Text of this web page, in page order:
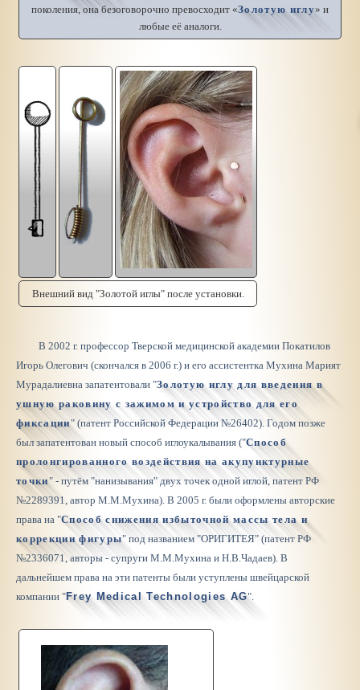
поколения, она безоговорочно превосходит «Золотую иглу» и
любые её аналоги.
Внешний вид "Золотой иглы" после установки.
В 2002 г. профессор Тверской медицинской академии Покатилов
Игорь Олегович (скончался в 2006 г.) и его ассистентка Мухина Марият
Мурадалиевна запатентовали "Золотую иглу для введения в
ушную раковину с зажимом и устройство для его
фиксации" (патент Российской Федерации №26402). Годом позже
был запатентован новый способ иглоукалывания ("Способ
пролонгированного воздействия на акупунктурные
точки" - путём "нанизывания" двух точек одной иглой, патент РФ
№2289391, автор М.М.Мухина). В 2005 г. были оформлены авторские
права на "Способ снижения избыточной массы тела и
коррекции фигуры" под названием "ОРИГИТЕЯ" (патент РФ
№2336071, авторы - супруги М.М.Мухина и Н.В.Чадаев). В
дальнейшем права на эти патенты были уступлены швейцарской
компании "Frey Medical Technologies AG".